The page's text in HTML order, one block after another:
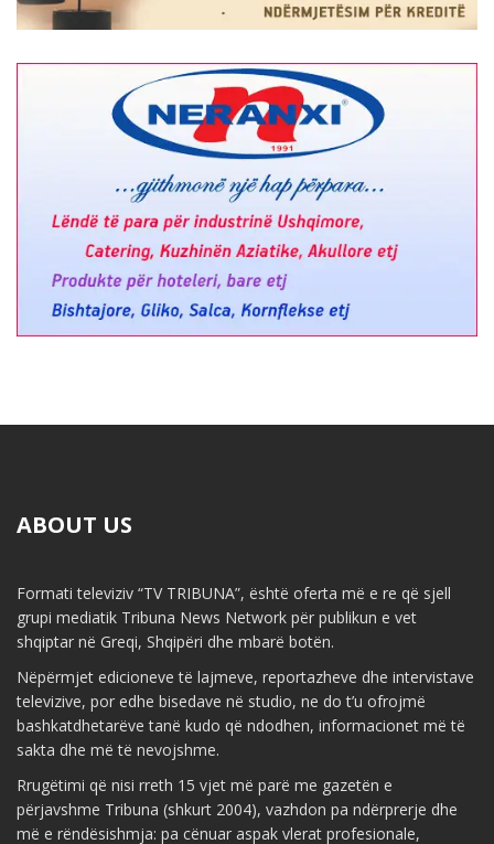
ABOUT US
Formati televiziv “TV TRIBUNA”, është oferta më e re që sjell
grupi mediatik Tribuna News Network për publikun e vet
shqiptar në Greqi, Shqipëri dhe mbarë botën.
Nëpërmjet edicioneve të lajmeve, reportazheve dhe intervistave
televizive, por edhe bisedave në studio, ne do t’u ofrojmë
bashkatdhetarëve tanë kudo që ndodhen, informacionet më të
sakta dhe më të nevojshme.
Rrugëtimi që nisi rreth 15 vjet më parë me gazetën e
përjavshme Tribuna (shkurt 2004), vazhdon pa ndërprerje dhe
më e rëndësishmja: pa cënuar aspak vlerat profesionale,